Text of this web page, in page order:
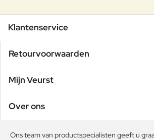
Klantenservice
Retourvoorwaarden
Mijn Veurst
Over ons
Ons team van productspecialisten geeft u